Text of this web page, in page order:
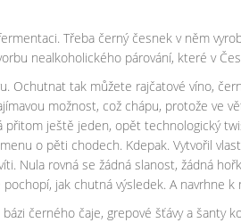
Třeba černý česnek v něm
nealkoholického párování, které v
Ochutnat tak můžete rajčatové víno,
možnost, což chápu, protože ve
ještě jeden, opět technologický
o pěti chodech. Kdepak. Vytvořil
Nula rovná se žádná slanost, žádná
jak chutná výsledek. A navrhne
černého čaje, grepové šťávy a šanty